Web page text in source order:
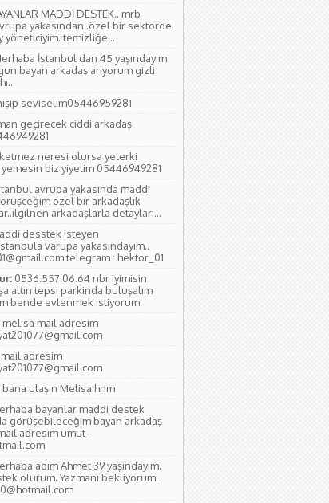
MADDİ DESTEK.. mrb
yakasından .özel bir sektorde
yöneticiyim. temizliğe...
İstanbul dan 45 yaşındayım
bayan arkadaş arıyorum gizli
seviselim05446959281
geçirecek ciddi arkadaş
neresi olursa yeterki
yemesin biz yiyelim 05446949281
avrupa yakasında maddi
özel bir arkadaşlık
arkadaşlarla detayları...
desstek isteyen
varupa yakasındayım..
telegram : hektor_01
0536.557.06.64 nbr iyimisin
altın tepsi parkinda buluşalım
bende evlenmek istiyorum
melisa mail adresim
adresim
bana ulaşın Melisa hnm
bayanlar maddi destek
görüşebileceğim bayan arkadaş
adresim umut--
adım Ahmet 39 yaşındayım.
olurum. Yazmanı bekliyorum.